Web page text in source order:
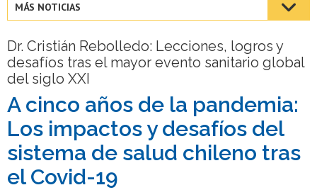
Estudiantes
Académicas/os
Egresadas/os
MÁS NOTICIAS
Dr. Cristián Rebolledo: Lecciones, logros y
desafíos tras el mayor evento sanitario global
del siglo XXI
A cinco años de la pandemia:
Los impactos y desafíos del
sistema de salud chileno tras
el Covid-19